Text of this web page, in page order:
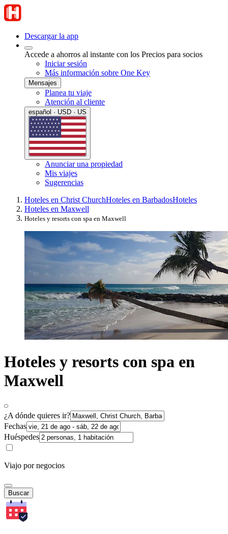
Descargar la app
Accede a ahorros al instante con los Precios para socios
Iniciar sesión
Más información sobre One Key
Mensajes
Planea tu viaje
Atención al cliente
español · USD · US
Anunciar una propiedad
Mis viajes
Sugerencias
Hoteles en Christ ChurchHoteles en BarbadosHoteles
Hoteles en Maxwell
Hoteles y resorts con spa en Maxwell
Hoteles y resorts con spa en
Maxwell
¿A dónde quieres ir?
Fechas
Huéspedes
Viajo por negocios
Buscar